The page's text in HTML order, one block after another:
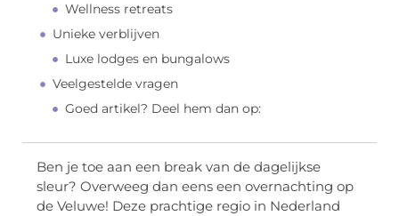
Wellness retreats
Unieke verblijven
Luxe lodges en bungalows
Veelgestelde vragen
Goed artikel? Deel hem dan op:
Ben je toe aan een break van de dagelijkse
sleur? Overweeg dan eens een overnachting op
de Veluwe! Deze prachtige regio in Nederland